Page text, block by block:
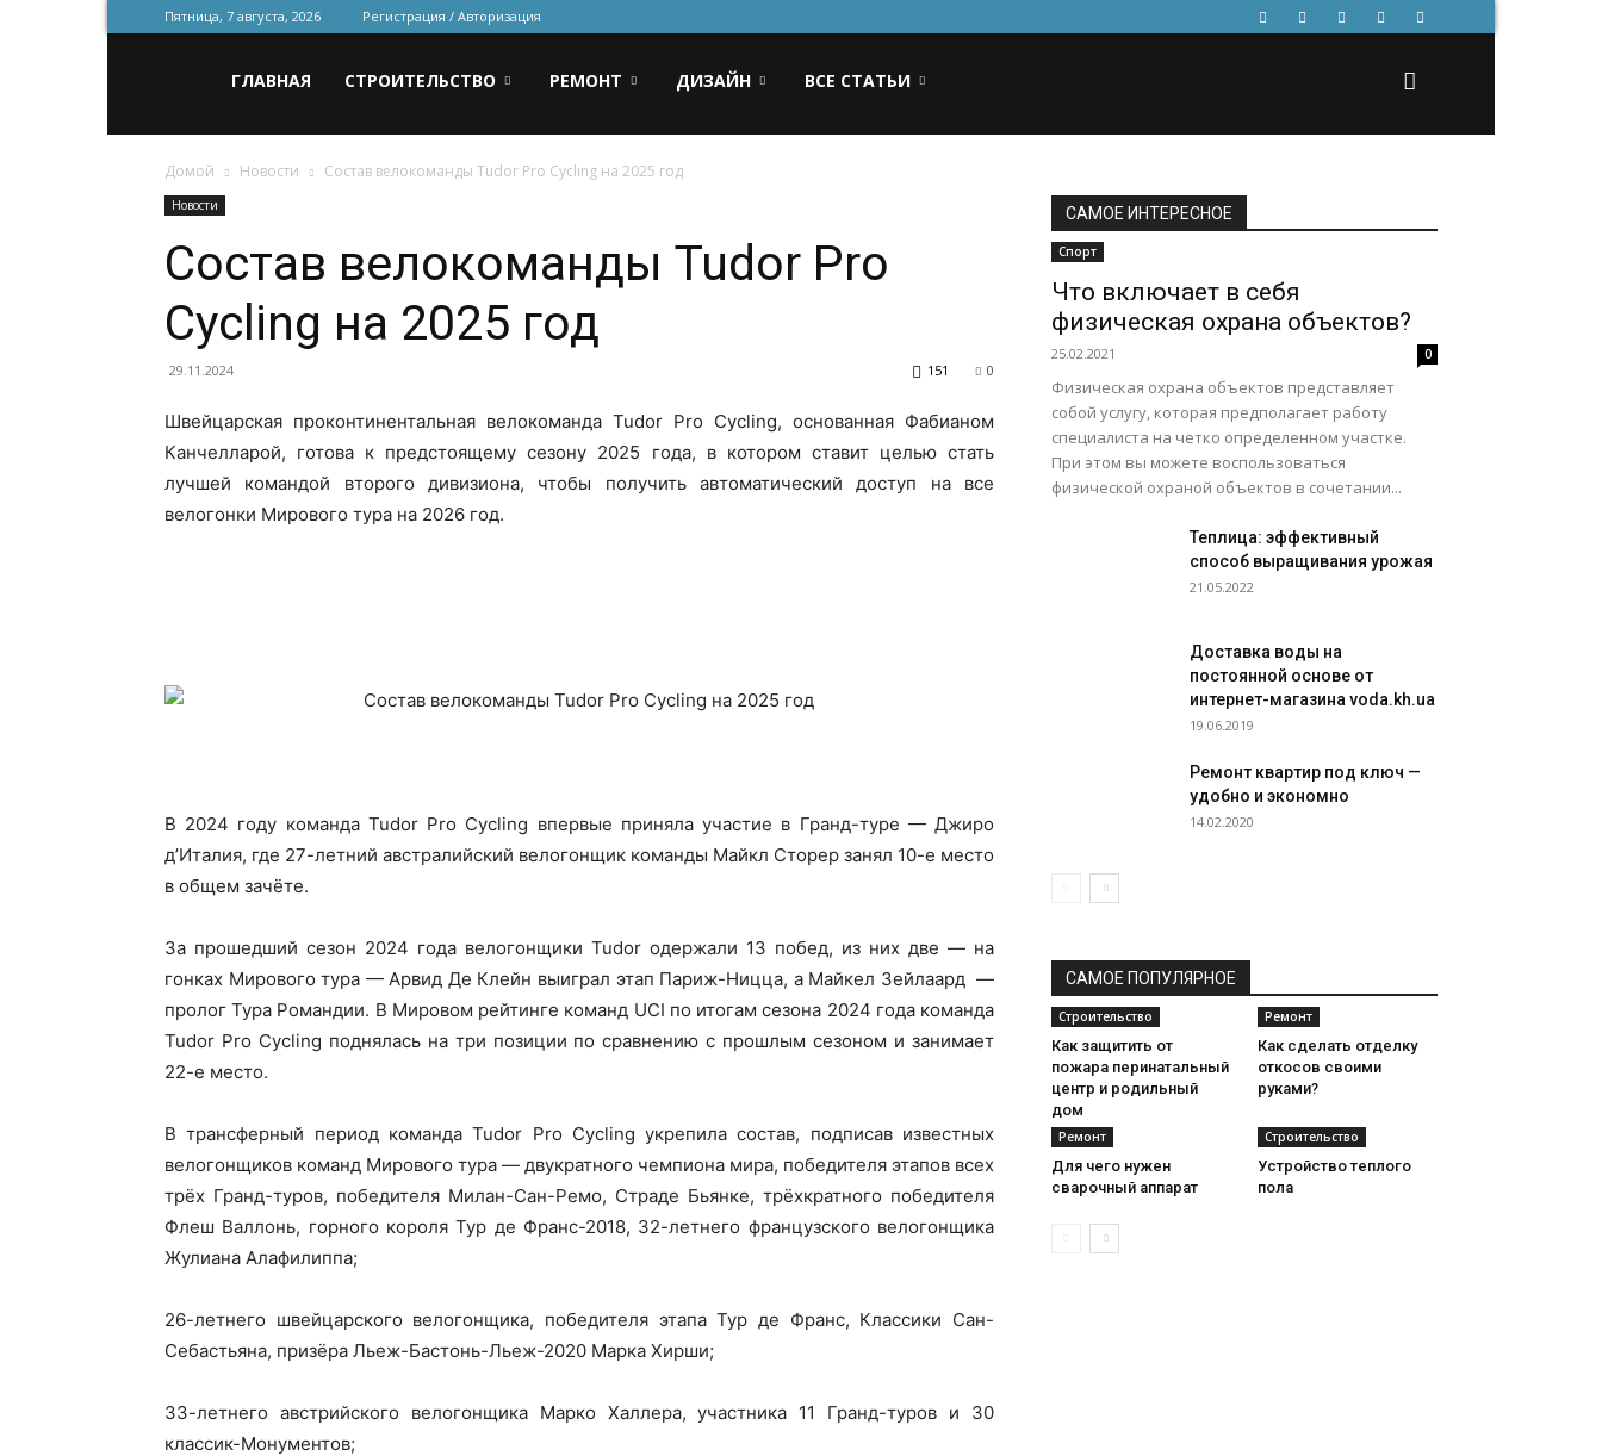
Пятница, 7 августа, 2026 Регистрация / Авторизация
для
строительства
и
ремонта
ГЛАВНАЯ СТРОИТЕЛЬСТВО РЕМОНТ ДИЗАЙН ВСЕ СТАТЬИ
Домой Новости Состав велокоманды Tudor Pro Cycling на 2025 год
Новости
Состав велокоманды Tudor Pro
Cycling на 2025 год
29.11.2024 0
151
Швейцарская проконтинентальная велокоманда Tudor Pro Cycling, основанная Фабианом
Канчелларой, готова к предстоящему сезону 2025 года, в котором ставит целью стать
лучшей командой второго дивизиона, чтобы получить автоматический доступ на все
велогонки Мирового тура на 2026 год.
В 2024 году команда Tudor Pro Cycling впервые приняла участие в Гранд-туре — Джиро
д’Италия, где 27-летний австралийский велогонщик команды Майкл Сторер занял 10-е место
в общем зачёте.
За прошедший сезон 2024 года велогонщики Tudor одержали 13 побед, из них две — на
гонках Мирового тура — Арвид Де Клейн выиграл этап Париж-Ницца, а Майкел Зейлаард —
пролог Тура Романдии. В Мировом рейтинге команд UCI по итогам сезона 2024 года команда
Tudor Pro Cycling поднялась на три позиции по сравнению с прошлым сезоном и занимает
22-е место.
В трансферный период команда Tudor Pro Cycling укрепила состав, подписав известных
велогонщиков команд Мирового тура — двукратного чемпиона мира, победителя этапов всех
трёх Гранд-туров, победителя Милан-Сан-Ремо, Страде Бьянке, трёхкратного победителя
Флеш Валлонь, горного короля Тур де Франс-2018, 32-летнего французского велогонщика
Жулиана Алафилиппа;
26-летнего швейцарского велогонщика, победителя этапа Тур де Франс, Классики Сан-
Себастьяна, призёра Льеж-Бастонь-Льеж-2020 Марка Хирши;
33-летнего австрийского велогонщика Марко Халлера, участника 11 Гранд-туров и 30
классик-Монументов;
САМОЕ ИНТЕРЕСНОЕ
Спорт
Что включает в себя
физическая охрана объектов?
25.02.2021 0
Физическая охрана объектов представляет
собой услугу, которая предполагает работу
специалиста на четко определенном участке.
При этом вы можете воспользоваться
физической охраной объектов в сочетании...
Теплица: эффективный
способ выращивания урожая
21.05.2022
Доставка воды на
постоянной основе от
интернет-магазина voda.kh.ua
19.06.2019
Ремонт квартир под ключ —
удобно и экономно
14.02.2020
САМОЕ ПОПУЛЯРНОЕ
Строительство
Как защитить от
пожара перинатальный
центр и родильный
дом
Ремонт
Как сделать отделку
откосов своими
руками?
Ремонт
Для чего нужен
сварочный аппарат
Строительство
Устройство теплого
пола